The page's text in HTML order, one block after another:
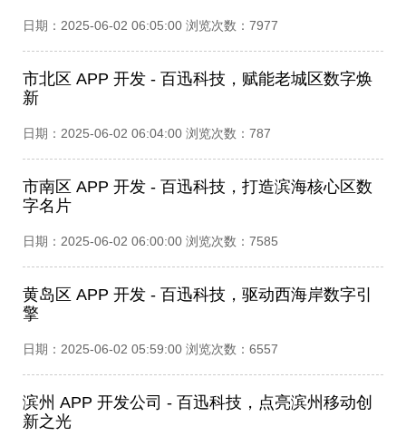
日期：2025-06-02 06:05:00 浏览次数：7977
市北区 APP 开发 - 百迅科技，赋能老城区数字焕
新
日期：2025-06-02 06:04:00 浏览次数：787
市南区 APP 开发 - 百迅科技，打造滨海核心区数
字名片​
日期：2025-06-02 06:00:00 浏览次数：7585
黄岛区 APP 开发 - 百迅科技，驱动西海岸数字引
擎​
日期：2025-06-02 05:59:00 浏览次数：6557
滨州 APP 开发公司 - 百迅科技，点亮滨州移动创
新之光​